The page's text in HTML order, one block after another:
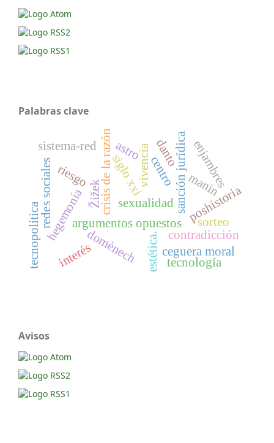
Palabras clave
sexualidad
argumentos opuestos
domènech
crisis de la razón
Žižek
hegemonía
estética.
sanción jurídica
siglo xxi
contradicción
interés
poshistoria
redes sociales manin
vivencia
ceguera moral
tecnología
astro
sorteo
riesgo centro
sistema-red
tecnopolítica
enjambres
danto
Avisos